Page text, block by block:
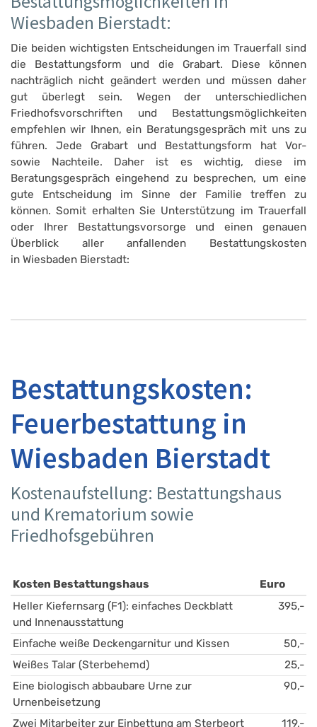
Wiesbaden Bierstadt:
Die beiden wichtigsten Entscheidungen im Trauerfall sind
die Bestattungsform und die Grabart. Diese können
nachträglich nicht geändert werden und müssen daher
gut überlegt sein. Wegen der unterschiedlichen
Friedhofsvorschriften und Bestattungsmöglichkeiten
empfehlen wir Ihnen, ein Beratungsgespräch mit uns zu
führen. Jede Grabart und Bestattungsform hat Vor-
sowie Nachteile. Daher ist es wichtig, diese im
Beratungsgespräch eingehend zu besprechen, um eine
gute Entscheidung im Sinne der Familie treffen zu
können. Somit erhalten Sie Unterstützung im Trauerfall
oder Ihrer Bestattungsvorsorge und einen genauen
Überblick aller anfallenden Bestattungskosten
in Wiesbaden Bierstadt:
Bestattungskosten:
Feuerbestattung in
Wiesbaden Bierstadt
Kostenaufstellung: Bestattungshaus
und Krematorium sowie
Friedhofsgebühren
Kosten Bestattungshaus
Euro
Heller Kiefernsarg (F1): einfaches Deckblatt
und Innenausstattung
395,-
Einfache weiße Deckengarnitur und Kissen
50,-
Weißes Talar (Sterbehemd)
25,-
Eine biologisch abbaubare Urne zur
Urnenbeisetzung
90,-
Zwei Mitarbeiter zur Einbettung am Sterbeort
119,-